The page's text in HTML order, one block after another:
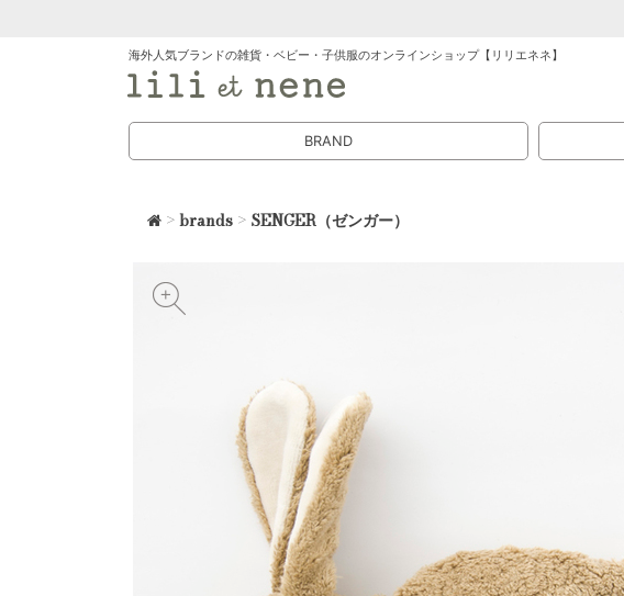
海外人気ブランドの雑貨・ベビー・子供服のオンラインショップ【リリエネネ】
BRAND
>brands > SENGER（ゼンガー）